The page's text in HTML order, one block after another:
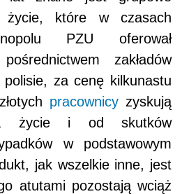
życie, które w czasach
PZU oferował
zakładów
za cenę kilkunastu
pracownicy zyskują
życie i od skutków
w podstawowym
jak wszelkie inne, jest
atutami pozostają wciąż